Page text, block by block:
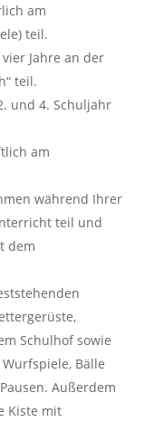
am
teil.
Jahre an der
teil.
und 4. Schuljahr
am
während Ihrer
teil und
dem
Schulhof sowie
Bälle
Außerdem
Kiste mit